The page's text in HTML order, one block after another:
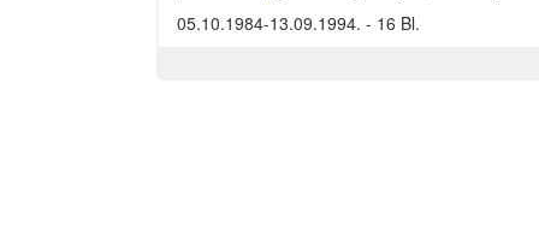
05.10.1984-13.09.1994. - 16 Bl.